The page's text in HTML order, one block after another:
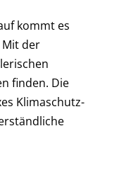
kommt es
Mit der
finden. Die
Klimaschutz-